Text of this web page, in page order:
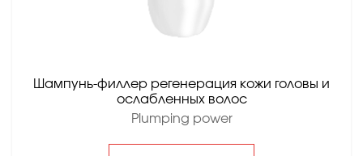
Шампунь-филлер регенерация кожи головы и
ослабленных волос
Plumping power